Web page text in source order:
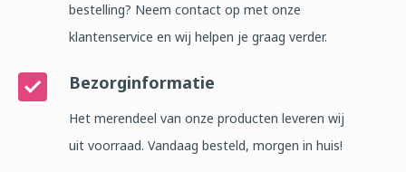
bestelling? Neem contact op met onze
klantenservice en wij helpen je graag verder.
Bezorginformatie
Het merendeel van onze producten leveren wij
uit voorraad. Vandaag besteld, morgen in huis!